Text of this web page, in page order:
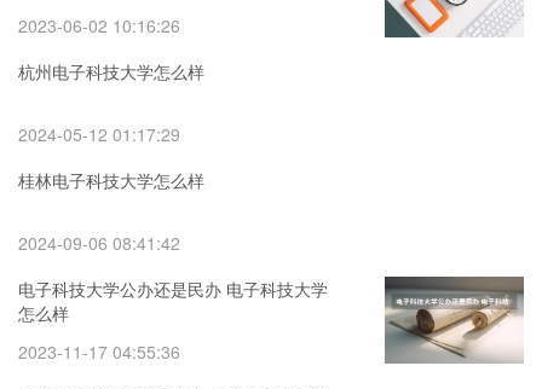
2023-06-02 10:16:26
杭州电子科技大学怎么样
2024-05-12 01:17:29
桂林电子科技大学怎么样
2024-09-06 08:41:42
电子科技大学公办还是民办 电子科技大学
怎么样
2023-11-17 04:55:36